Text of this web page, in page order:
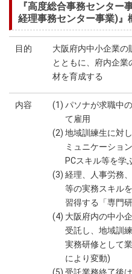
『高度総合事務センター
経理事務センター事業)』
目的
大阪府内中小企業の
とともに、府内企業
材を育成する
内容
(1) パソナが求職中
て雇用
(2) 地域訓練生に対
ミュニケーショ
PCスキル等を学
(3) 経理、人事労務
等の実務スキルを
習得する「専門
(4) 大阪府内の中小
受託し、地域訓
実務研修として
により変動)